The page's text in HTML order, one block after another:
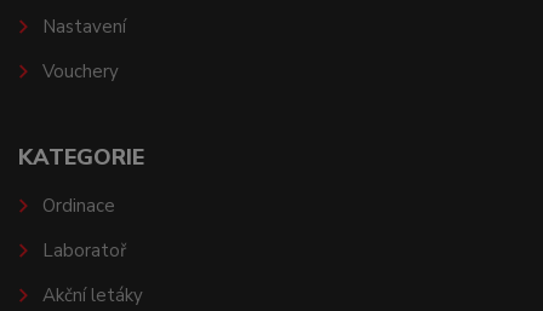
Nastavení
Vouchery
KATEGORIE
Ordinace
Laboratoř
Akční letáky